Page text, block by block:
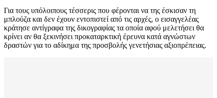
Για τους υπόλοιπους τέσσερις που φέρονται να της έσκισαν τη
μπλούζα και δεν έχουν εντοπιστεί από τις αρχές, ο εισαγγελέας
κράτησε αντίγραφα της δικογραφίας τα οποία αφού μελετήσει θα
κρίνει αν θα ξεκινήσει προκαταρκτική έρευνα κατά αγνώστων
δραστών για το αδίκημα της προσβολής γενετήσιας αξιοπρέπειας.